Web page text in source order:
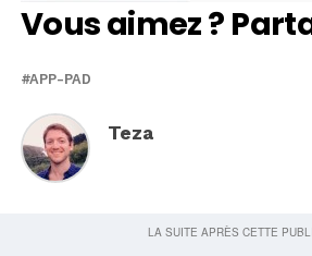
Vous aimez ?
APP-PAD
Teza